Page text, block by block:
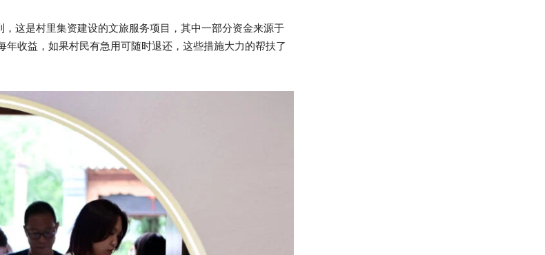
这是村里集资建设的文旅服务项目，其中一部分资金来源于
收益，如果村民有急用可随时退还，这些措施大力的帮扶了